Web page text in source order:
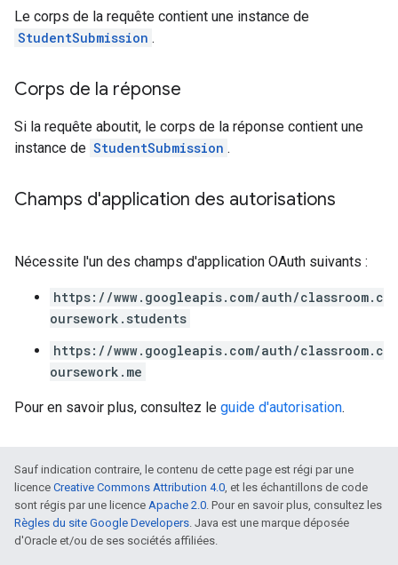
Le corps de la requête contient une instance de
StudentSubmission .
Corps de la réponse
Si la requête aboutit, le corps de la réponse contient une
instance de StudentSubmission .
Champs d'application des autorisations
Nécessite l'un des champs d'application OAuth suivants :
https://www.googleapis.com/auth/classroom.c
oursework.students
https://www.googleapis.com/auth/classroom.c
oursework.me
Pour en savoir plus, consultez le guide d'autorisation.
Sauf indication contraire, le contenu de cette page est régi par une
licence Creative Commons Attribution 4.0, et les échantillons de code
sont régis par une licence Apache 2.0. Pour en savoir plus, consultez les
Règles du site Google Developers. Java est une marque déposée
d'Oracle et/ou de ses sociétés affiliées.